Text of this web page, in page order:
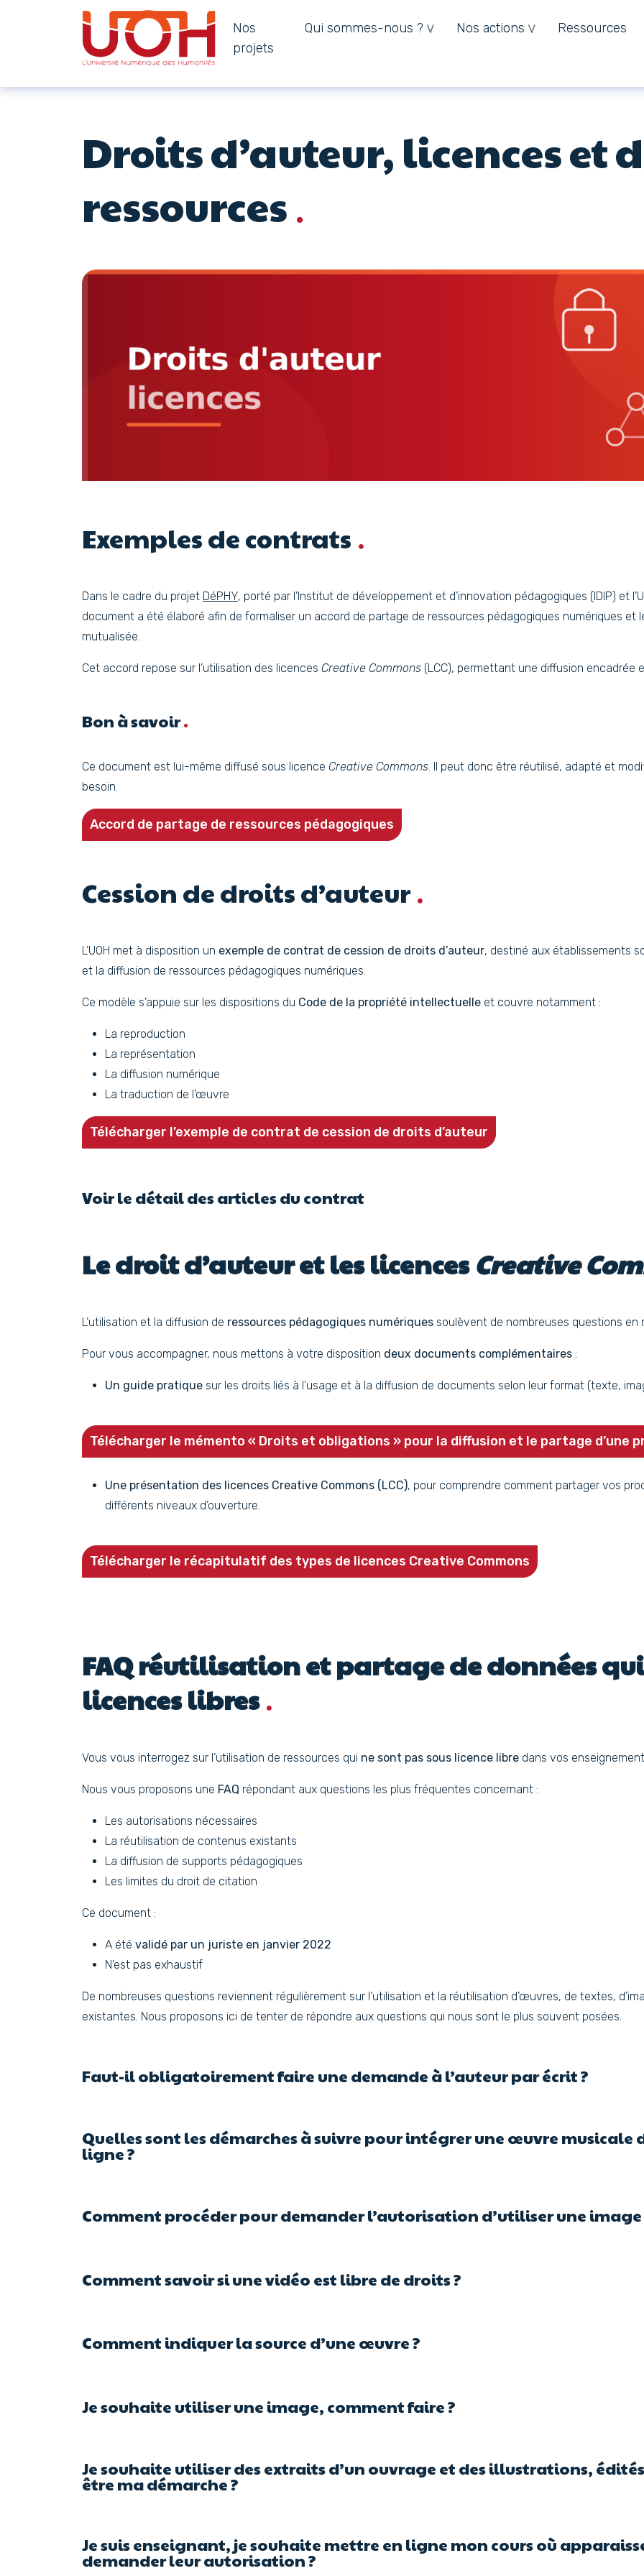
Navigation principale
Nos
projets
Qui sommes-nous ? Nos actions Ressources
Droits d’auteur, licences et
ressources
Exemples de contrats
Dans le cadre du projet DéPHY, porté par l’Institut de développement et d’innovation pédagogiques (IDIP) et
document a été élaboré afin de formaliser un accord de partage de ressources pédagogiques numériques et
mutualisée.
Cet accord repose sur l’utilisation des licences Creative Commons (LCC), permettant une diffusion encadrée
Bon à savoir
Ce document est lui-même diffusé sous licence Creative Commons. Il peut donc être réutilisé, adapté et
besoin.
Accord de partage de ressources pédagogiques
Cession de droits d’auteur
L’UOH met à disposition un exemple de contrat de cession de droits d’auteur, destiné aux établissements
et la diffusion de ressources pédagogiques numériques.
Ce modèle s’appuie sur les dispositions du Code de la propriété intellectuelle et couvre notamment :
La reproduction
La représentation
La diffusion numérique
La traduction de l’œuvre
Télécharger l’exemple de contrat de cession de droits d’auteur
Voir le détail des articles du contrat
Le droit d’auteur et les licencesCreative
L’utilisation et la diffusion de ressources pédagogiques numériques soulèvent de nombreuses questions en
Pour vous accompagner, nous mettons à votre disposition deux documents complémentaires :
Un guide pratique sur les droits liés à l’usage et à la diffusion de documents selon leur format (texte,
Télécharger le mémento « Droits et obligations » pour la diffusion et le partage d’une
Une présentation des licences Creative Commons (LCC), pour comprendre comment partager vos
différents niveaux d’ouverture.
Télécharger le récapitulatif des types de licences Creative Commons
FAQ réutilisation et partage de données
licences libres
Vous vous interrogez sur l’utilisation de ressources qui ne sont pas sous licence libre dans vos
Nous vous proposons une FAQ répondant aux questions les plus fréquentes concernant :
Les autorisations nécessaires
La réutilisation de contenus existants
La diffusion de supports pédagogiques
Les limites du droit de citation
Ce document :
A été validé par un juriste en janvier 2022
N’est pas exhaustif
De nombreuses questions reviennent régulièrement sur l’utilisation et la réutilisation d’œuvres, de textes,
existantes. Nous proposons ici de tenter de répondre aux questions qui nous sont le plus souvent posées.
Faut-il obligatoirement faire une demande à l’auteur par écrit ?
Quelles sont les démarches à suivre pour intégrer une œuvre musicale
ligne ?
Comment procéder pour demander l’autorisation d’utiliser une
Comment savoir si une vidéo est libre de droits ?
Comment indiquer la source d’une œuvre ?
Je souhaite utiliser une image, comment faire ?
Je souhaite utiliser des extraits d’un ouvrage et des illustrations,
être ma démarche ?
Je suis enseignant, je souhaite mettre en ligne mon cours où
demander leur autorisation ?